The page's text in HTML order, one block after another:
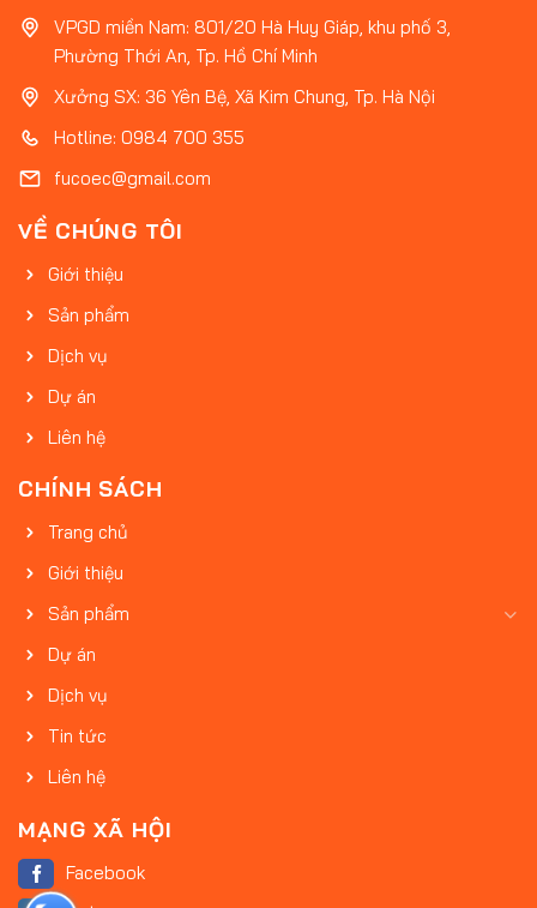
VPGD miền Nam: 801/20 Hà Huy Giáp, khu phố 3,
Phường Thới An, Tp. Hồ Chí Minh
Xưởng SX: 36 Yên Bệ, Xã Kim Chung, Tp. Hà Nội
Hotline: 0984 700 355
fucoec@gmail.com
VỀ CHÚNG TÔI
Giới thiệu
Sản phẩm
Dịch vụ
Dự án
Liên hệ
CHÍNH SÁCH
Trang chủ
Giới thiệu
Sản phẩm
Dự án
Dịch vụ
Tin tức
Liên hệ
MẠNG XÃ HỘI
Facebook